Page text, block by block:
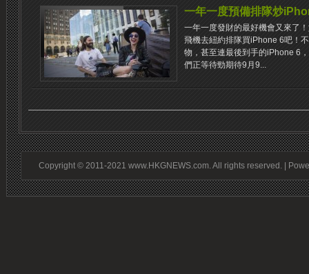
一年一度預備排隊炒
一年一度發財的最好機會又來了
飛機去紐約排隊買iPhone 6吧！
物，甚至連最後到手的iPhone 6
們正等待勁期待9月9...
Copyright © 2011-2021 www.HKGNEWS.com. All rights reserved. |